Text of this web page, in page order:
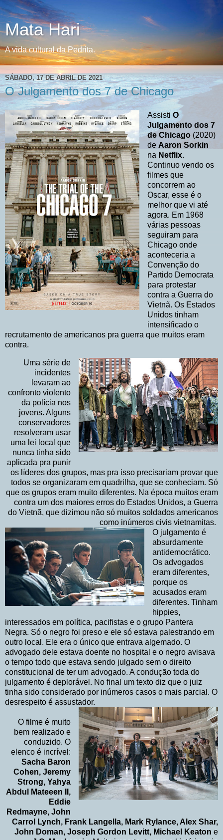
Mata Hari
A vida cultural da Pedrita.
SÁBADO, 17 DE ABRIL DE 2021
O Julgamento dos 7 de Chicago
Assisti O
Julgamento dos 7
de Chicago(2020)
de Aaron Sorkin
na Netflix.
Continuo vendo os
filmes que
concorrem ao
Oscar, esse é o
melhor que vi até
agora. Em 1968
várias pessoas
seguiram para
Chicago onde
aconteceria a
Convenção do
Partido Democrata
para protestar
contra a Guerra do
Vietnã. Os Estados
Unidos tinham
intensificado o
recrutamento de americanos pra guerra que muitos eram
contra.
Uma série de
incidentes
levaram ao
confronto violento
da polícia nos
jovens. Alguns
conservadores
resolveram usar
uma lei local que
nunca tinha sido
aplicada pra punir
os líderes dos grupos, mas pra isso precisariam provar que
todos se organizaram em quadrilha, que se conheciam. Só
que os grupos eram muito diferentes. Na época muitos eram
contra um dos maiores erros do Estados Unidos, a Guerra
do Vietnã, que dizimou não só muitos soldados americanos
como inúmeros civis vietnamitas.
O julgamento é
absurdamente
antidemocrático.
Os advogados
eram diferentes,
porque os
acusados eram
diferentes. Tinham
hippies,
interessados em política, pacifistas e o grupo Pantera
Negra. Só o negro foi preso e ele só estava palestrando em
outro local. Ele era o único que entrava algemado. O
advogado dele estava doente no hospital e o negro avisava
o tempo todo que estava sendo julgado sem o direito
constitucional de ter um advogado. A condução toda do
julgamento é deplorável. No final um texto diz que o juiz
tinha sido considerado por inúmeros casos o mais parcial. O
desrespeito é assustador.
O filme é muito
bem realizado e
conduzido. O
elenco é incrível:
Sacha Baron
Cohen, Jeremy
Strong, Yahya
Abdul Mateeen II,
Eddie
Redmayne, John
Carrol Lynch, Frank Langella, Mark Rylance, Alex Shar,
John Doman, Joseph Gordon Levitt, Michael Keaton e